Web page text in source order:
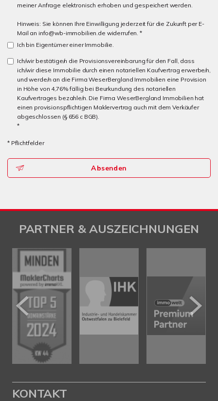
meiner Anfrage elektronisch erhoben und gespeichert werden.
Hinweis: Sie können Ihre Einwilligung jederzeit für die Zukunft per E-
Mail an info@wb-immobilien.de widerrufen. *
Ich bin Eigentümer einer Immobilie.
Ich/wir bestätige/n die Provisionsvereinbarung für den Fall, dass
ich/wir diese Immobilie durch einen notariellen Kaufvertrag erwerbe/n,
und werde/n an die Firma WeserBergland Immobilien eine Provision
in Höhe von 4,76% fällig bei Beurkundung des notariellen
Kaufvertrages bezahle/n. Die Firma WeserBergland Immobilien hat
einen provisionspflichtigen Maklervertrag auch mit dem Verkäufer
abgeschlossen (§ 656 c BGB).
*
* Pflichtfelder
Absenden
PARTNER & AUSZEICHNUNGEN
KONTAKT